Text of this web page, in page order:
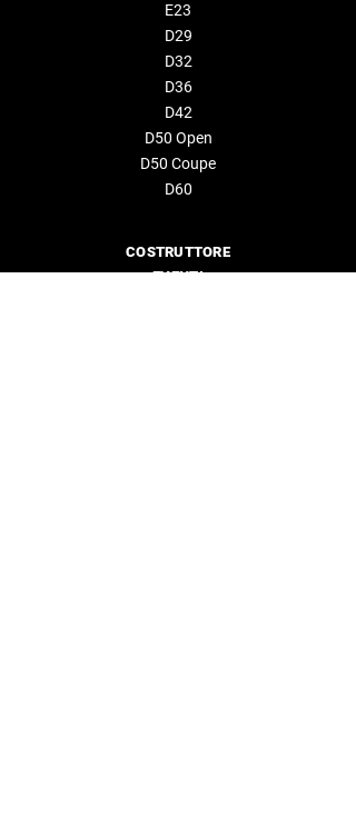
E23
D29
D32
D36
D42
D50 Open
D50 Coupe
D60
COSTRUTTORE
EVENTI